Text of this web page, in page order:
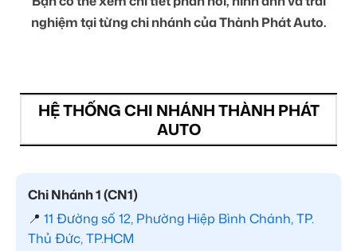
nghiệm tại từng chi nhánh của Thành Phát Auto.
HỆ THỐNG CHI NHÁNH THÀNH PHÁT
AUTO
Chi Nhánh 1 (CN1)
📍 11 Đường số 12, Phường Hiệp Bình Chánh, TP.
Thủ Đức, TP.HCM